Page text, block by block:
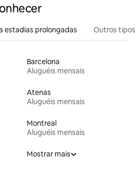
estadias prolongadas Outros tipos
Barcelona
Aluguéis mensais
Atenas
Aluguéis mensais
Montreal
Aluguéis mensais
Mostrar mais